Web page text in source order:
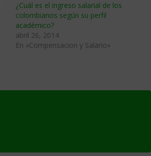
¿Cuál es el ingreso salarial de los
colombianos según su perfil
académico?
abril 26, 2014
En «Compensacion y Salario»